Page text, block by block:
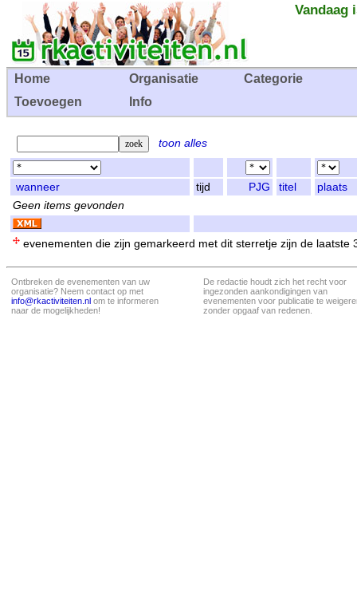
Vandaag
Home Organisatie
Categorie
Toevoegen
Info
toon alles
wanneer tijd PJG titel
plaats
Geen items gevonden
evenementen die zijn gemarkeerd met dit sterretje zijn de laatste
Ontbreken de evenementen van uw
organisatie? Neem contact op met
info@rkactiviteiten.nl om te informeren
naar de mogelijkheden!
De redactie houdt zich het recht voor
ingezonden aankondigingen van
evenementen voor publicatie te
zonder opgaaf van redenen.